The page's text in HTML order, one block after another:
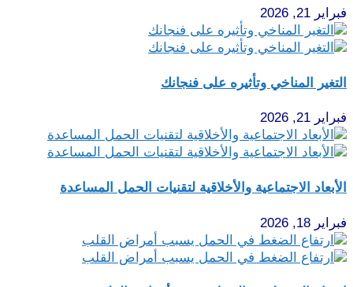
فبراير 21, 2026
التغير المناخي وتأثيره على فنجانك
فبراير 21, 2026
الأبعاد الاجتماعية والأخلاقية لتقنيات الحمل المساعدة
فبراير 18, 2026